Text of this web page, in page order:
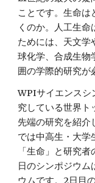
ことです。生命は
くのか。人工生
ためには、天文学
球化学、合成生物
囲の学際的研究が
WPIサイエンスシ
究している世界ト
先端の研究を紹介
では中高生・大学
「生命」と研究
日のシンポジウム
ウムです。2日目